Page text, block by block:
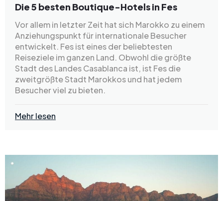
Die 5 besten Boutique-Hotels in Fes
Vor allem in letzter Zeit hat sich Marokko zu einem
Anziehungspunkt für internationale Besucher
entwickelt. Fes ist eines der beliebtesten
Reiseziele im ganzen Land. Obwohl die größte
Stadt des Landes Casablanca ist, ist Fes die
zweitgrößte Stadt Marokkos und hat jedem
Besucher viel zu bieten.
Mehr lesen